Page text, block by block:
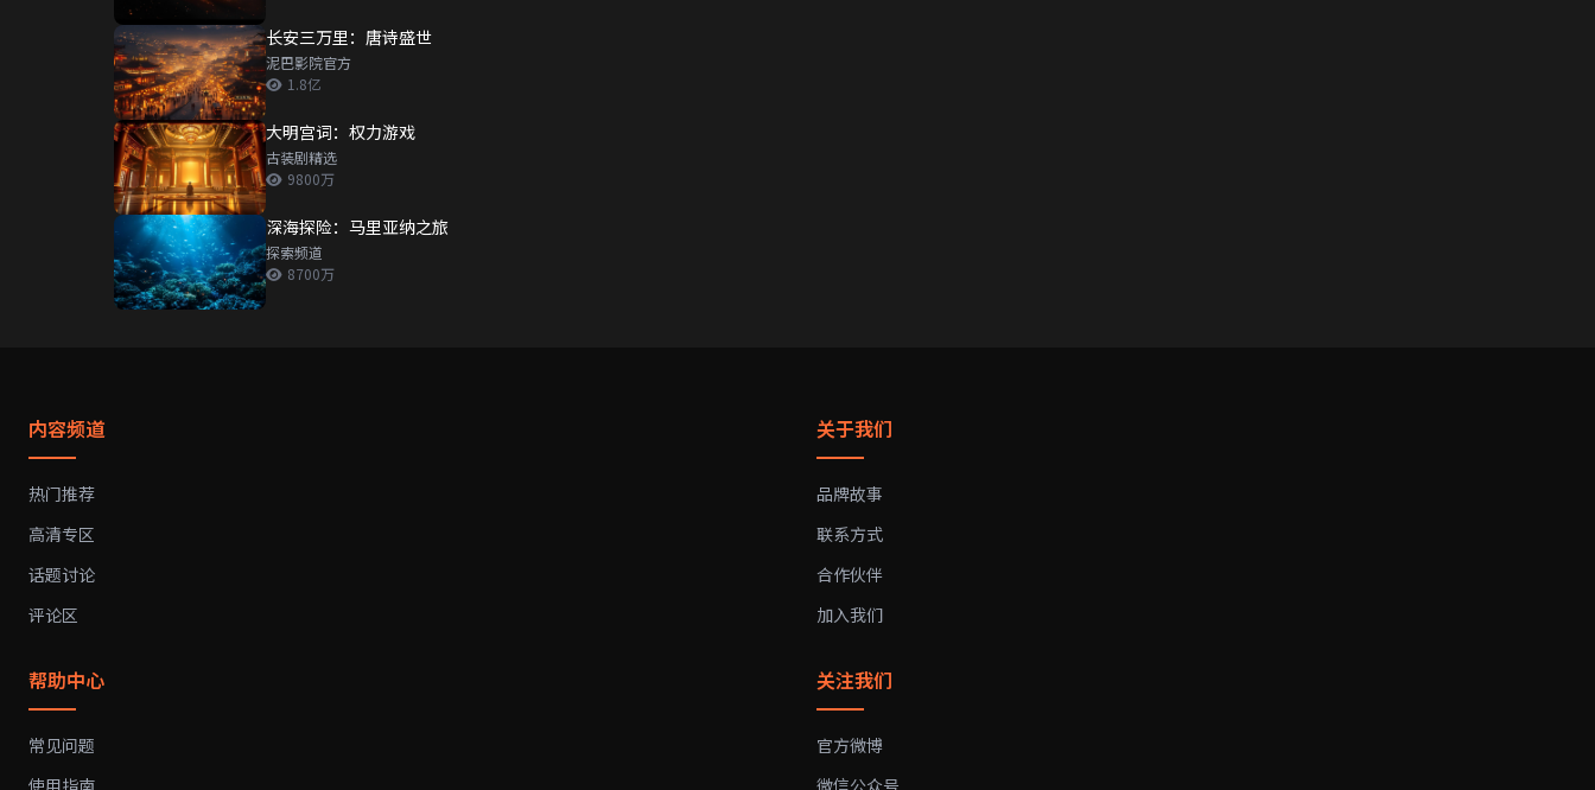
长安三万里：唐诗盛世
泥巴影院官方
1.8亿
大明宫词：权力游戏
古装剧精选
9800万
深海探险：马里亚纳之旅
探索频道
8700万
内容频道
热门推荐
高清专区
话题讨论
评论区
关于我们
品牌故事
联系方式
合作伙伴
加入我们
帮助中心
常见问题
使用指南
关注我们
官方微博
微信公众号